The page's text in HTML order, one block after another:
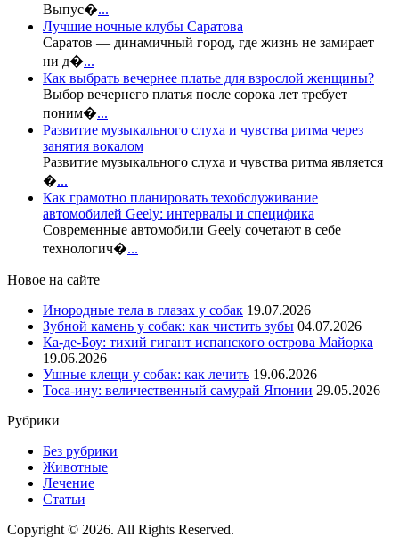
Выпус�...
Лучшие ночные клубы Саратова
Саратов — динамичный город, где жизнь не замирает
ни д�...
Как выбрать вечернее платье для взрослой женщины?
Выбор вечернего платья после сорока лет требует
поним�...
Развитие музыкального слуха и чувства ритма через
занятия вокалом
Развитие музыкального слуха и чувства ритма является
�...
Как грамотно планировать техобслуживание
автомобилей Geely: интервалы и специфика
Современные автомобили Geely сочетают в себе
технологич�...
Новое на сайте
Инородные тела в глазах у собак 19.07.2026
Зубной камень у собак: как чистить зубы 04.07.2026
Ка-де-Боу: тихий гигант испанского острова Майорка
19.06.2026
Ушные клещи у собак: как лечить 19.06.2026
Тоса-ину: величественный самурай Японии 29.05.2026
Рубрики
Без рубрики
Животные
Лечение
Статьи
Copyright © 2026. All Rights Reserved.